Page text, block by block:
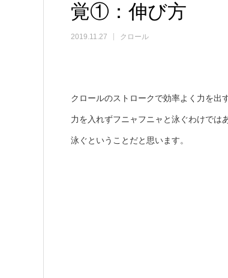
覚①：伸び方
2019.11.27 クロール
クロールのストロークで効率よく力を出
力を入れずフニャフニャと泳ぐわけでは
泳ぐということだと思います。